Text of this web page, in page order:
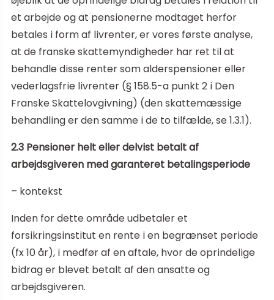
et arbejde og at pensionerne modtaget herfor
betales i form af livrenter, er vores første analyse,
at de franske skattemyndigheder har ret til at
behandle disse renter som alderspensioner eller
vederlagsfrie livrenter (§ 158.5-a punkt 2 i Den
Franske Skattelovgivning) (den skattemæssige
behandling er den samme i de to tilfælde, se 1.3.1).
2.3 Pensioner helt eller delvist betalt af
arbejdsgiveren med garanteret betalingsperiode
– kontekst
Inden for dette område udbetaler et
forsikringsinstitut en rente i en begrænset periode
(fx 10 år), i medfør af en aftale, hvor de oprindelige
bidrag er blevet betalt af den ansatte og
arbejdsgiveren.